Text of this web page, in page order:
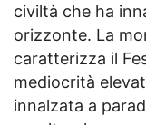
civiltà che ha
orizzonte. La
caratterizza il
mediocrità
innalzata a